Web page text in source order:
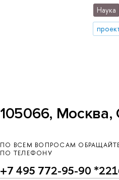
Наука
105066, Москва,
ПО ВСЕМ ВОПРОСАМ
ПО ТЕЛЕФОНУ
+7 495 772-95-90